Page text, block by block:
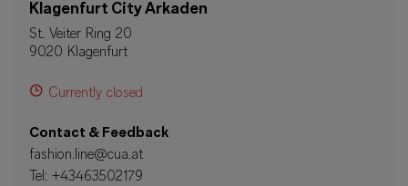
Klagenfurt City Arkaden
St. Veiter Ring 20
9020 Klagenfurt
Currently closed
Contact & Feedback
fashion.line@cua.at
Tel: +43463502179